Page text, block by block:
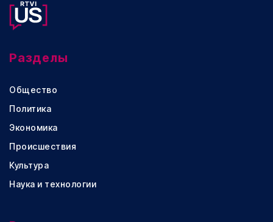
Разделы
Общество
Политика
Экономика
Происшествия
Культура
Наука и технологии